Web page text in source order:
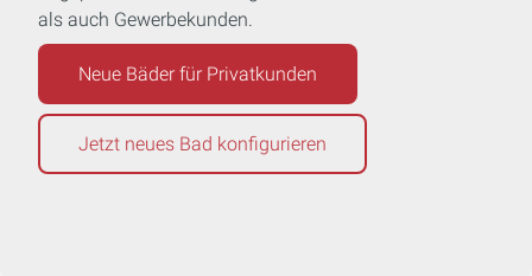
als auch Gewerbekunden.
Neue Bäder für Privatkunden
Jetzt neues Bad konfigurieren